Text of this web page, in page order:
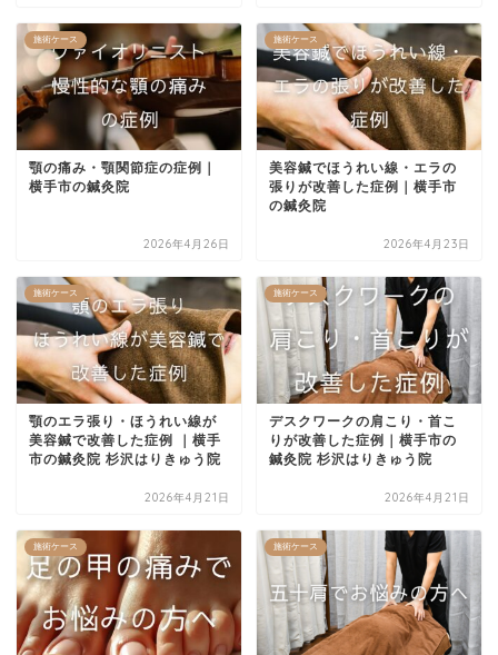
施術ケース
顎の痛み・顎関節症の症例｜
横手市の鍼灸院
2026年4月26日
施術ケース
美容鍼でほうれい線・エラの
張りが改善した症例｜横手市
の鍼灸院
2026年4月23日
施術ケース
顎のエラ張り・ほうれい線が
美容鍼で改善した症例 ｜横手
市の鍼灸院 杉沢はりきゅう院
2026年4月21日
施術ケース
デスクワークの肩こり・首こ
りが改善した症例｜横手市の
鍼灸院 杉沢はりきゅう院
2026年4月21日
施術ケース 施術ケース